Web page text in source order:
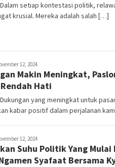
setiap kontestasi politik,
krusial. Mereka adalah salah […]
12, 2024
Makin Meningkat,
Hati
yang meningkat untuk
kabar positif dalam perjalanan
12, 2024
Suhu Politik Yang Mulai
Syafaat Bersama